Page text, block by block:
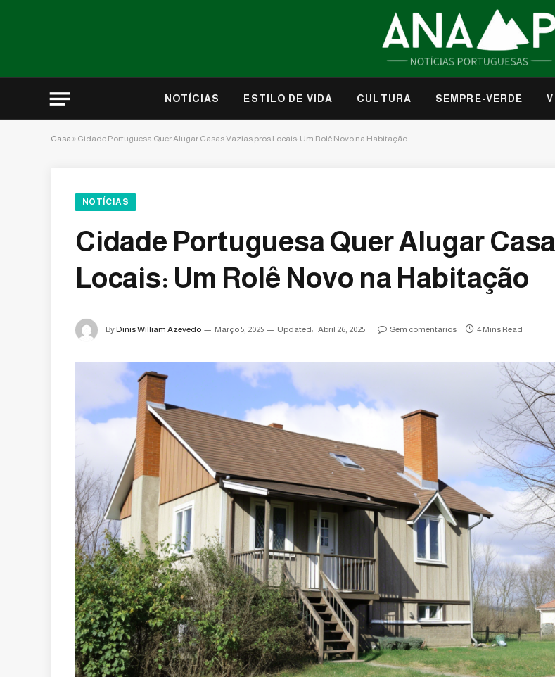
NOTÍCIAS ESTILO DE VIDA CULTURA SEMPRE-VERDE
Casa» Cidade Portuguesa Quer Alugar Casas Vazias pros Locais: Um Rolê Novo na Habitação
NOTÍCIAS
Cidade Portuguesa Quer Alugar
Locais: Um Rolê Novo na Habitação
By Dinis William Azevedo Março 5, 2025 Updated: Abril 26, 2025 Sem comentários 4 Mins Read